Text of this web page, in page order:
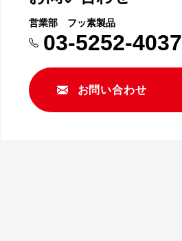
営業部 フッ素製品
03-5252-4037
お問い合わせ